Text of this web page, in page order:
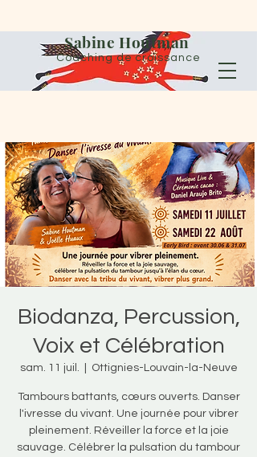
Sabine Houtman
Coaching de croissance
Biodanza, Percussion,
Voix et Célébration
sam. 11 juil. Ottignies-Louvain-la-Neuve
Tambours battants, cœurs ouverts. Danser
l'ivresse du vivant. Une journée pour vibrer
pleinement. Réveiller la force et la joie
sauvage. Célébrer la pulsation du tambour